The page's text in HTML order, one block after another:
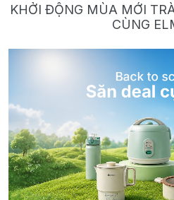
KHỞI ĐỘNG MÙA MỚI
CÙNG